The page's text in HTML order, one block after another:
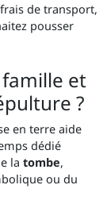
de transport,
pousser
et
?
en terre aide
dédié
latombe,
ou du